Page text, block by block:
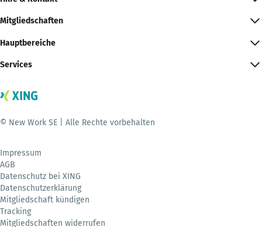
Mitgliedschaften
Hauptbereiche
Services
© New Work SE | Alle Rechte vorbehalten
Impressum
AGB
Datenschutz bei XING
Datenschutzerklärung
Mitgliedschaft kündigen
Tracking
Mitgliedschaften widerrufen